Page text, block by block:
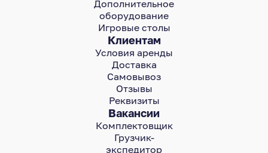
Клиентам
Условия аренды
Доставка
Самовывоз
Отзывы
Реквизиты
Вакансии
Комплектовщик
Грузчик-
экспедитор
Дополнительное
оборудование
Игровые столы